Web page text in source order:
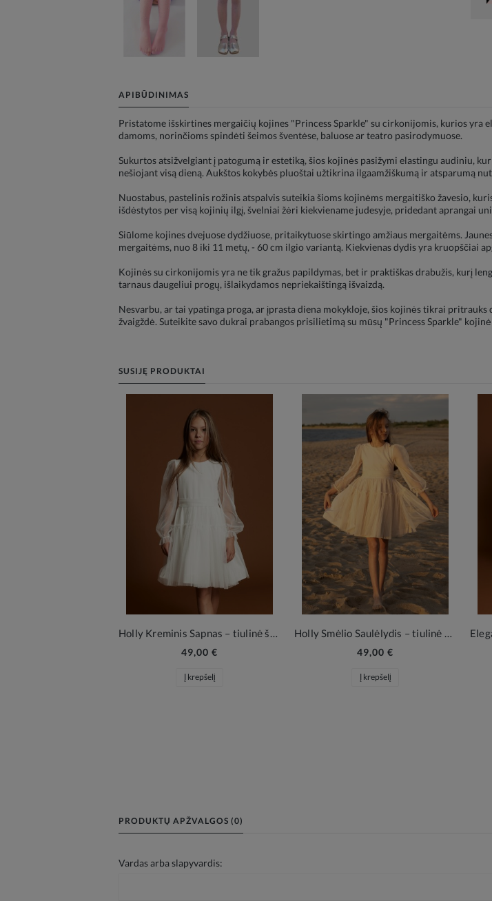
APIBŪDINIMAS
Pristatome išskirtines mergaičių kojines "Princess Sparkle" su cirkonijomis, kurios yra
damoms, norinčioms spindėti šeimos šventėse, baluose ar teatro pasirodymuose.
Sukurtos atsižvelgiant į patogumą ir estetiką, šios kojinės pasižymi elastingu audiniu,
nešiojant visą dieną. Aukštos kokybės pluoštai užtikrina ilgaamžiškumą ir atsparumą
Nuostabus, pastelinis rožinis atspalvis suteikia šioms kojinėms mergaitiško žavesio,
išdėstytos per visą kojinių ilgį, švelniai žėri kiekviename judesyje, pridedant aprangai
Siūlome kojines dvejuose dydžiuose, pritaikytuose skirtingo amžiaus mergaitėms.
mergaitėms, nuo 8 iki 11 metų, - 60 cm ilgio variantą. Kiekvienas dydis yra kruopščiai
Kojinės su cirkonijomis yra ne tik gražus papildymas, bet ir praktiškas drabužis, kurį
tarnaus daugeliui progų, išlaikydamos nepriekaištingą išvaizdą.
Nesvarbu, ar tai ypatinga proga, ar įprasta diena mokykloje, šios kojinės tikrai
žvaigždė. Suteikite savo dukrai prabangos prisilietimą su mūsų "Princess Sparkle"
SUSIJĘ PRODUKTAI
Holly Kreminis Sapnas – tiulinė šventinė suknelė mergaitei
49,00 €
Į krepšelį
Holly Smėlio Saulėlydis – tiulinė šventinė suknelė mergaitei
49,00 €
Į krepšelį
PRODUKTŲ APŽVALGOS (0)
Vardas arba slapyvardis: